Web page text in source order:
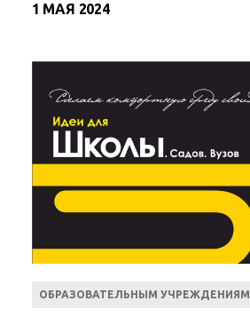
1 МАЯ 2024
ОБРАЗОВАТЕЛЬНЫМ УЧРЕЖДЕНИЯМ